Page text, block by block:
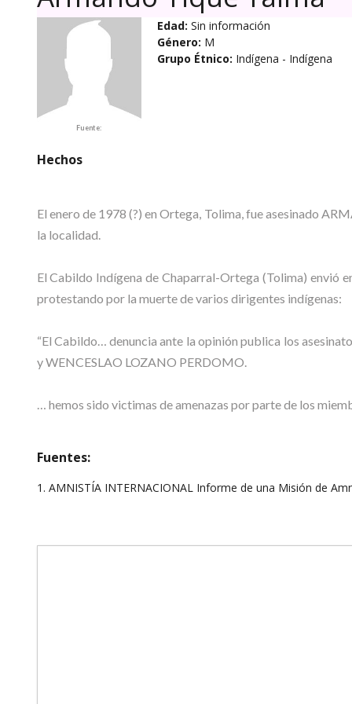
Fuente:
Edad: Sin información
Género: M
Grupo Étnico: Indígena - Indígena
Hechos
El enero de 1978 (?) en Ortega, Tolima, fue asesinado
la localidad.
El Cabildo Indígena de Chaparral-Ortega (Tolima) envió
protestando por la muerte de varios dirigentes indígenas:
“El Cabildo… denuncia ante la opinión publica los
y WENCESLAO LOZANO PERDOMO.
… hemos sido victimas de amenazas por parte de los
Fuentes:
1. AMNISTÍA INTERNACIONAL Informe de una Misión de